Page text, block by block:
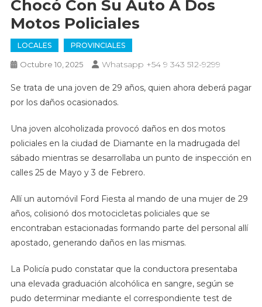
Chocó Con Su Auto A Dos
Motos Policiales
LOCALES PROVINCIALES
Octubre 10, 2025 Whatsapp +54 9 343 512-9299
Se trata de una joven de 29 años, quien ahora deberá pagar
por los daños ocasionados.
Una joven alcoholizada provocó daños en dos motos
policiales en la ciudad de Diamante en la madrugada del
sábado mientras se desarrollaba un punto de inspección en
calles 25 de Mayo y 3 de Febrero.
Allí un automóvil Ford Fiesta al mando de una mujer de 29
años, colisionó dos motocicletas policiales que se
encontraban estacionadas formando parte del personal allí
apostado, generando daños en las mismas.
La Policía pudo constatar que la conductora presentaba
una elevada graduación alcohólica en sangre, según se
pudo determinar mediante el correspondiente test de